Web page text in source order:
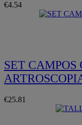
€4.54
SET CAMPOS
€25.81